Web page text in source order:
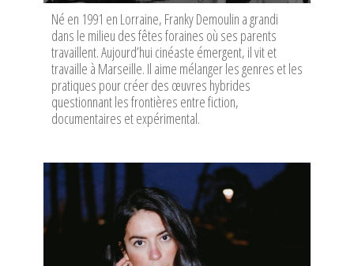
Né en 1991 en Lorraine, Franky Demoulin a grandi
dans le milieu des fêtes foraines où ses parents
travaillent. Aujourd’hui cinéaste émergent, il vit et
travaille à Marseille. Il aime mélanger les genres et les
pratiques pour créer des œuvres hybrides
questionnant les frontières entre fiction,
documentaires et expérimental.